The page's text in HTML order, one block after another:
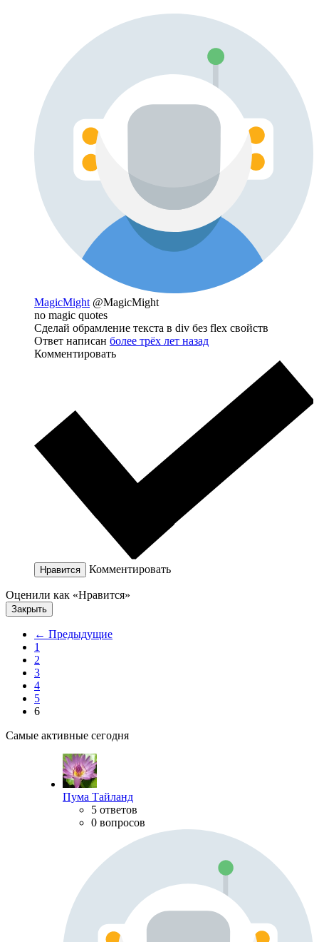
MagicMight @MagicMight
no magic quotes
Сделай обрамление текста в div без flex свойств
Ответ написан более трёх лет назад
Комментировать
Нравится Комментировать
Оценили как «Нравится»
Закрыть
← Предыдущие
1
2
3
4
5
6
Самые активные сегодня
Пума Тайланд
5 ответов
0 вопросов